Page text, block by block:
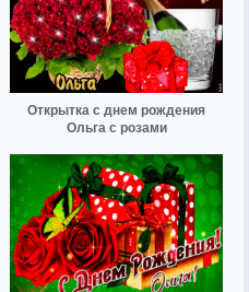
Открытка с днем рождения
Ольга с розами